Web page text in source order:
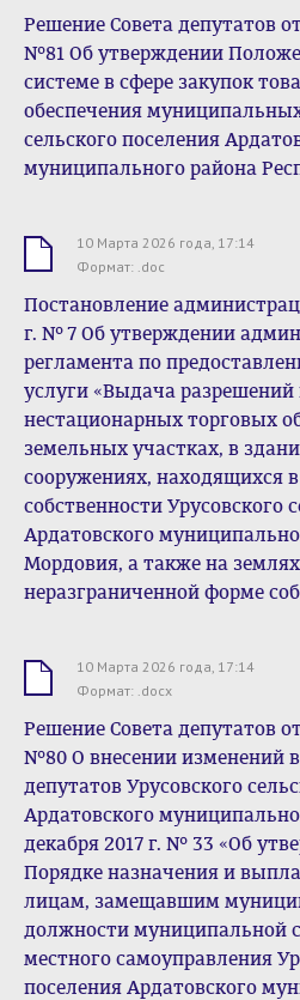
Решение Совета депутатов
№81 Об утверждении
системе в сфере закупок
обеспечения
сельского поселения
муниципального района
10 Марта 2026 года, 17:14
Формат: .doc
Постановление
г. № 7 Об утверждении
регламента по
услуги «Выдача
нестационарных торговых
земельных участках, в
сооружениях, находящихся
собственности Урусовского
Ардатовского
Мордовия, а также на
неразграниченной форме
10 Марта 2026 года, 17:14
Формат: .docx
Решение Совета депутатов
№80 О внесении изменений
депутатов Урусовского
Ардатовского
декабря 2017 г. № 33 «Об
Порядке назначения и
лицам, замещавшим
должности муниципальной
местного самоуправления
поселения Ардатовского